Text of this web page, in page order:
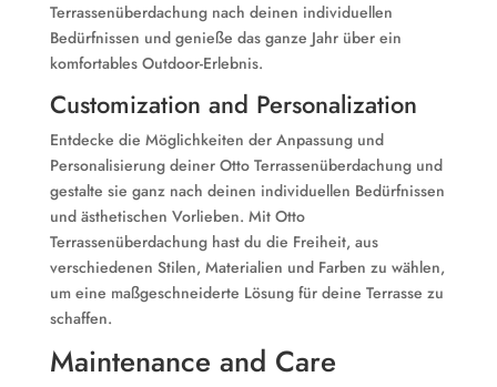
Terrassenüberdachung nach deinen individuellen
Bedürfnissen und genieße das ganze Jahr über ein
komfortables Outdoor-Erlebnis.
Customization and Personalization
Entdecke die Möglichkeiten der Anpassung und
Personalisierung deiner Otto Terrassenüberdachung und
gestalte sie ganz nach deinen individuellen Bedürfnissen
und ästhetischen Vorlieben. Mit Otto
Terrassenüberdachung hast du die Freiheit, aus
verschiedenen Stilen, Materialien und Farben zu wählen,
um eine maßgeschneiderte Lösung für deine Terrasse zu
schaffen.
Maintenance and Care